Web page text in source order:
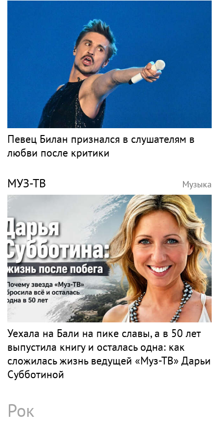
нейросеть для подбора
обуви по фото стопы
исполнил на концерте
песню Мии Бойки
"Базовый минимум"
Волочкова заявила, что
ее дочь Ариадна
«совершила глупость»,
взяв фамилию мужа
настоящей звездой
Новости тенниса
Музыка
Вся музыка
ПЕВЕЦ Музыка